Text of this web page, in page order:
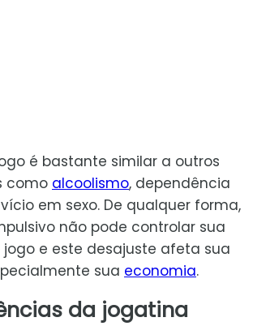
é bastante similar a outros
como alcoolismo, dependência
em sexo. De qualquer forma,
não pode controlar sua
jogo e este desajuste afeta sua
sua economia.
da jogatina